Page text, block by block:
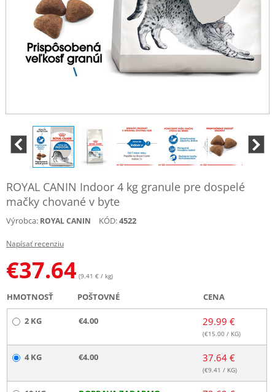
ROYAL CANIN Indoor 4 kg granule pre dospelé
mačky chované v byte
Výrobca: ROYAL CANIN KÓD:4522
Napísať recenziu
€37.64 (9.41 € / kg)
HMOTNOSŤ POŠTOVNÉ CENA
2 KG €4.00 29.99 €
(€15.00 / KG)
4 KG €4.00 37.64 €
(€9.41 / KG)